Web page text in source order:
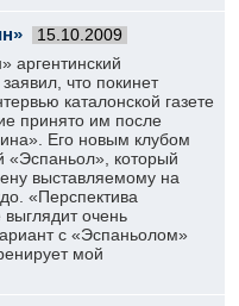
15.10.2009
аргентинский
что покинет
каталонской газете
принято им после
Его новым клубом
«Эспаньол», который
выставляемому на
«Перспектива
очень
с «Эспаньолом»
мой